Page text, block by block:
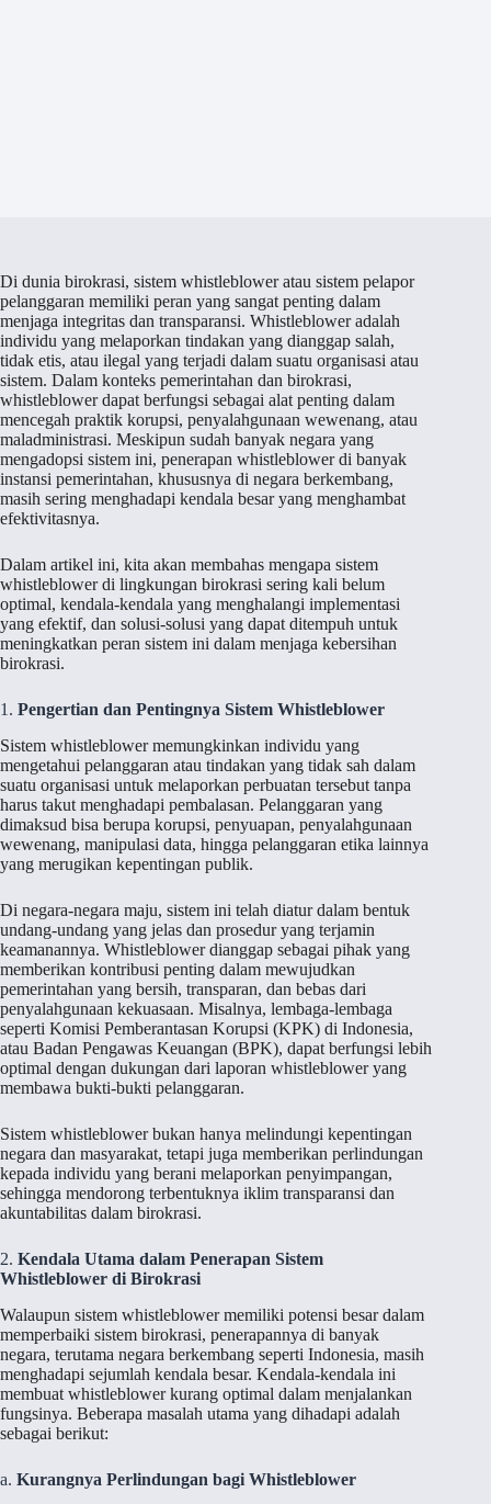
Di dunia birokrasi, sistem whistleblower atau sistem pelapor
pelanggaran memiliki peran yang sangat penting dalam
menjaga integritas dan transparansi. Whistleblower adalah
individu yang melaporkan tindakan yang dianggap salah,
tidak etis, atau ilegal yang terjadi dalam suatu organisasi atau
sistem. Dalam konteks pemerintahan dan birokrasi,
whistleblower dapat berfungsi sebagai alat penting dalam
mencegah praktik korupsi, penyalahgunaan wewenang, atau
maladministrasi. Meskipun sudah banyak negara yang
mengadopsi sistem ini, penerapan whistleblower di banyak
instansi pemerintahan, khususnya di negara berkembang,
masih sering menghadapi kendala besar yang menghambat
efektivitasnya.
Dalam artikel ini, kita akan membahas mengapa sistem
whistleblower di lingkungan birokrasi sering kali belum
optimal, kendala-kendala yang menghalangi implementasi
yang efektif, dan solusi-solusi yang dapat ditempuh untuk
meningkatkan peran sistem ini dalam menjaga kebersihan
birokrasi.
1. Pengertian dan Pentingnya Sistem Whistleblower
Sistem whistleblower memungkinkan individu yang
mengetahui pelanggaran atau tindakan yang tidak sah dalam
suatu organisasi untuk melaporkan perbuatan tersebut tanpa
harus takut menghadapi pembalasan. Pelanggaran yang
dimaksud bisa berupa korupsi, penyuapan, penyalahgunaan
wewenang, manipulasi data, hingga pelanggaran etika lainnya
yang merugikan kepentingan publik.
Di negara-negara maju, sistem ini telah diatur dalam bentuk
undang-undang yang jelas dan prosedur yang terjamin
keamanannya. Whistleblower dianggap sebagai pihak yang
memberikan kontribusi penting dalam mewujudkan
pemerintahan yang bersih, transparan, dan bebas dari
penyalahgunaan kekuasaan. Misalnya, lembaga-lembaga
seperti Komisi Pemberantasan Korupsi (KPK) di Indonesia,
atau Badan Pengawas Keuangan (BPK), dapat berfungsi lebih
optimal dengan dukungan dari laporan whistleblower yang
membawa bukti-bukti pelanggaran.
Sistem whistleblower bukan hanya melindungi kepentingan
negara dan masyarakat, tetapi juga memberikan perlindungan
kepada individu yang berani melaporkan penyimpangan,
sehingga mendorong terbentuknya iklim transparansi dan
akuntabilitas dalam birokrasi.
2. Kendala Utama dalam Penerapan Sistem
Whistleblower di Birokrasi
Walaupun sistem whistleblower memiliki potensi besar dalam
memperbaiki sistem birokrasi, penerapannya di banyak
negara, terutama negara berkembang seperti Indonesia, masih
menghadapi sejumlah kendala besar. Kendala-kendala ini
membuat whistleblower kurang optimal dalam menjalankan
fungsinya. Beberapa masalah utama yang dihadapi adalah
sebagai berikut:
a. Kurangnya Perlindungan bagi Whistleblower